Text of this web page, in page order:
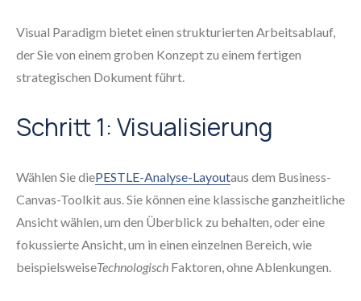
Visual Paradigm bietet einen strukturierten Arbeitsablauf,
der Sie von einem groben Konzept zu einem fertigen
strategischen Dokument führt.
Schritt 1: Visualisierung
Wählen Sie diePESTLE-Analyse-Layoutaus dem Business-
Canvas-Toolkit aus. Sie können eine klassische ganzheitliche
Ansicht wählen, um den Überblick zu behalten, oder eine
fokussierte Ansicht, um in einen einzelnen Bereich, wie
beispielsweiseTechnologisch Faktoren, ohne Ablenkungen.